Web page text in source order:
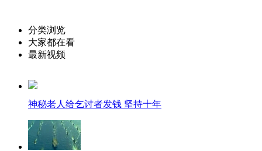
分类浏览
大家都在看
最新视频
神秘老人给乞讨者发钱 坚持十年